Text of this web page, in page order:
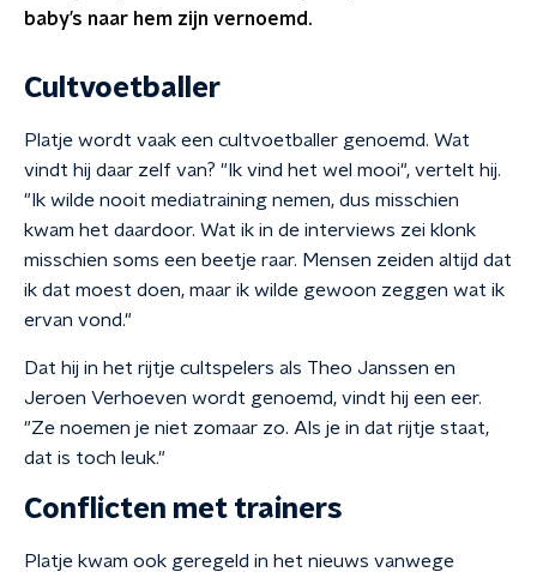
baby’s naar hem zijn vernoemd.
Cultvoetballer
Platje wordt vaak een cultvoetballer genoemd. Wat
vindt hij daar zelf van? "Ik vind het wel mooi", vertelt hij.
"Ik wilde nooit mediatraining nemen, dus misschien
kwam het daardoor. Wat ik in de interviews zei klonk
misschien soms een beetje raar. Mensen zeiden altijd dat
ik dat moest doen, maar ik wilde gewoon zeggen wat ik
ervan vond."
Dat hij in het rijtje cultspelers als Theo Janssen en
Jeroen Verhoeven wordt genoemd, vindt hij een eer.
"Ze noemen je niet zomaar zo. Als je in dat rijtje staat,
dat is toch leuk."
Conflicten met trainers
Platje kwam ook geregeld in het nieuws vanwege